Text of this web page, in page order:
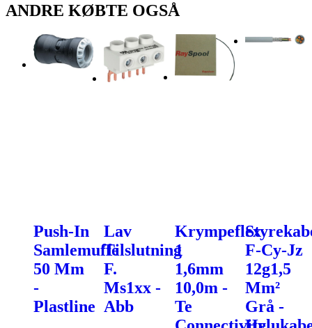
ANDRE KØBTE OGSÅ
Push-In
Samlemuffe
50 Mm
-
Plastline
Lav
Tilslutning
F.
Ms1xx -
Abb
Krympeflex
1
1,6mm
10,0m -
Te
F-Cy-Jz
12g1,5
Mm²
Grå -